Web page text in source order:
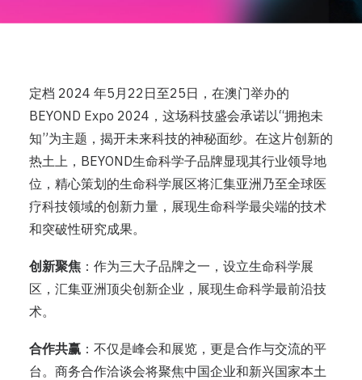
定档 2024 年5月22日至25日，在澳门举办的
BEYOND Expo 2024，这场科技盛会承诺以“拥抱未
知”为主题，揭开未来科技的神秘面纱。在这片创新的
热土上，BEYOND生命科学子品牌显现其行业领导地
位，精心策划的生命科学展区将汇集亚洲乃至全球医
疗科技领域的创新力量，展现生命科学最尖端的技术
和突破性研究成果。
创新聚焦 ：作为三大子品牌之一，设立生命科学展
区，汇集亚洲顶尖创新企业，展现生命科学最前沿技
术。
合作共赢 ：不仅是峰会和展览，更是合作与交流的平
台。商务合作洽谈会将聚焦中国企业和新兴国家本土